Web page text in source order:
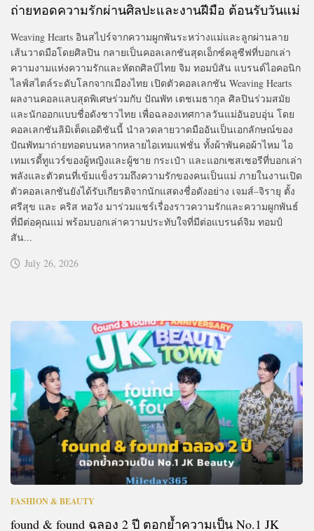
ถ่ายทอดความรักผ่านศิลปะและงานฝีมือ ต้อนรับวันแม่
Weaving Hearts อินสไปร์จากความผูกพันระหว่างแม่และลูกผ่านลาย
เส้นวาดมือโดยศิลปิน กลายเป็นคอลเลกชันสุดเอ็กซ์คลูซีฟที่บอกเล่า
ความงามแห่งความรักและหัตถศิลป์ไทย จิม ทอมป์สัน แบรนด์ไอคอนิก
ไลฟ์สไตล์ระดับโลกจากเมืองไทย เปิดตัวคอลเลกชัน Weaving Hearts
ผลงานคอลแลบสุดพิเศษร่วมกับ ปัณพัท เตชเมธากุล ศิลปินร่วมสมัย
และนักออกแบบชื่อดังชาวไทย เพื่อฉลองเทศกาลวันแม่อันอบอุ่น โดย
คอลเลกชันลิมิเต็ดเอดิชันนี้ นำลวดลายวาดมืออันเป็นเอกลักษณ์ของ
ปัณพัทมาถ่ายทอดบนหลากหลายไอเทมแฟชั่น ทั้งผ้าพันคอผ้าไหม ไอ
เทมเรดี้ทูแวร์ของผู้หญิงและผู้ชาย กระเป๋า และแอกเซสเซอรีที่บอกเล่า
พลังและตัวตนที่เข้มแข็งรวมถึงความรักของคนเป็นแม่ ภายในงานเปิด
ตัวคอลเลกชันยังได้รับเกียรติจากนักแสดงชื่อดังอย่าง เจมส์–จิรายุ ตั้ง
ศรีสุข และ คริส หอวัง มาร่วมแชร์เรื่องราวความรักและความผูกพันธ์
ที่มีต่อคุณแม่ พร้อมบอกเล่าความประทับใจที่มีต่อแบรนด์จิม ทอมป์
สัน...
July 26, 2026
FASHION & BEAUTY
found & found ฉลอง 2 ปี ตอกย้ำความเป็น No.1 JK